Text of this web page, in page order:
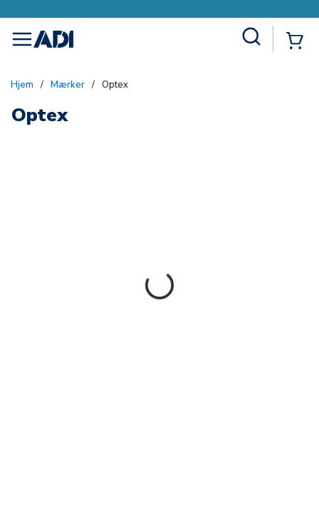
menu
Hjem / Mærker / Optex
Optex